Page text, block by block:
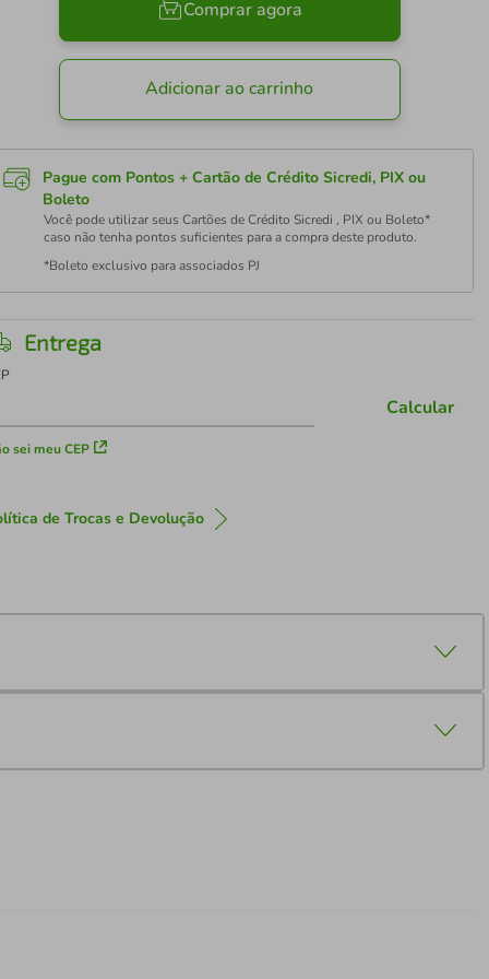
Comprar agora
Adicionar ao carrinho
Pague com Pontos + Cartão de Crédito Sicredi, PIX ou
Boleto
Você pode utilizar seus Cartões de Crédito Sicredi , PIX ou Boleto*
caso não tenha pontos suficientes para a compra deste produto.
*Boleto exclusivo para associados PJ
Entrega
sei meu CEP
Calcular
de Trocas e Devolução